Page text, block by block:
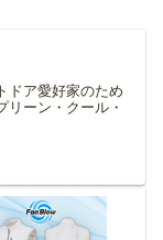
ドア愛好家のため
リーン・クール・